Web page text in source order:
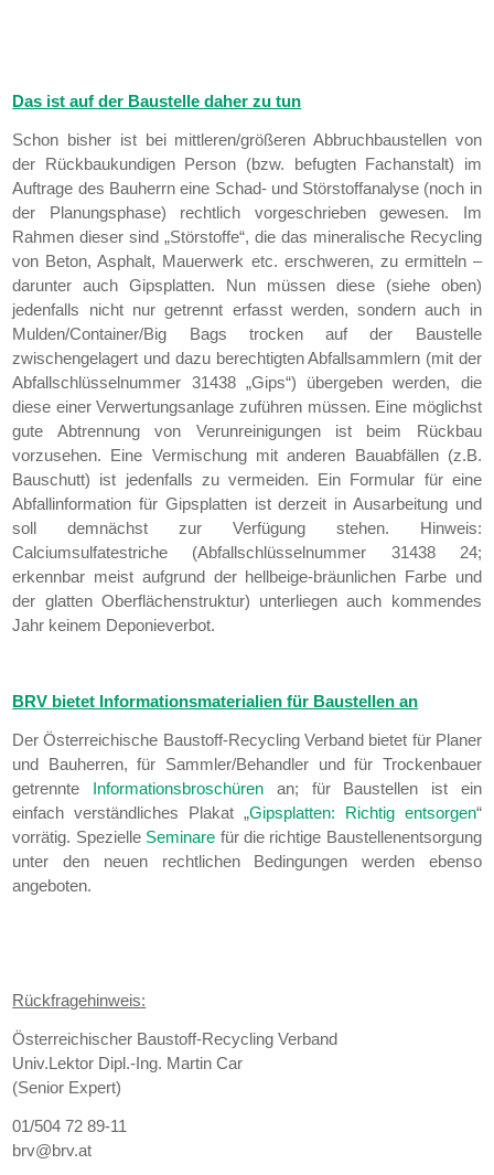
Das ist auf der Baustelle daher zu tun
Schon bisher ist bei mittleren/größeren Abbruchbaustellen von
der Rückbaukundigen Person (bzw. befugten Fachanstalt) im
Auftrage des Bauherrn eine Schad- und Störstoffanalyse (noch in
der Planungsphase) rechtlich vorgeschrieben gewesen. Im
Rahmen dieser sind „Störstoffe“, die das mineralische Recycling
von Beton, Asphalt, Mauerwerk etc. erschweren, zu ermitteln –
darunter auch Gipsplatten. Nun müssen diese (siehe oben)
jedenfalls nicht nur getrennt erfasst werden, sondern auch in
Mulden/Container/Big Bags trocken auf der Baustelle
zwischengelagert und dazu berechtigten Abfallsammlern (mit der
Abfallschlüsselnummer 31438 „Gips“) übergeben werden, die
diese einer Verwertungsanlage zuführen müssen. Eine möglichst
gute Abtrennung von Verunreinigungen ist beim Rückbau
vorzusehen. Eine Vermischung mit anderen Bauabfällen (z.B.
Bauschutt) ist jedenfalls zu vermeiden. Ein Formular für eine
Abfallinformation für Gipsplatten ist derzeit in Ausarbeitung und
soll demnächst zur Verfügung stehen. Hinweis:
Calciumsulfatestriche (Abfallschlüsselnummer 31438 24;
erkennbar meist aufgrund der hellbeige-bräunlichen Farbe und
der glatten Oberflächenstruktur) unterliegen auch kommendes
Jahr keinem Deponieverbot.
BRV bietet Informationsmaterialien für Baustellen an
Der Österreichische Baustoff-Recycling Verband bietet für Planer
und Bauherren, für Sammler/Behandler und für Trockenbauer
getrennte Informationsbroschürenan; für Baustellen ist ein
einfach verständliches Plakat „Gipsplatten: Richtig entsorgen“
vorrätig. Spezielle Seminare für die richtige Baustellenentsorgung
unter den neuen rechtlichen Bedingungen werden ebenso
angeboten.
Rückfragehinweis:
Österreichischer Baustoff-Recycling Verband
Univ.Lektor Dipl.-Ing. Martin Car
(Senior Expert)
01/504 72 89-11
brv@brv.at